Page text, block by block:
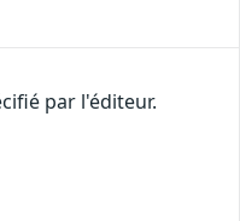
par l'éditeur.